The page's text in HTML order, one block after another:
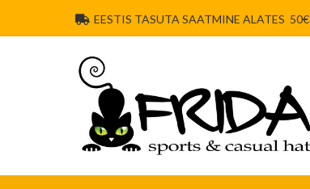
EESTIS TASUTA SAATMINE ALATES 50€